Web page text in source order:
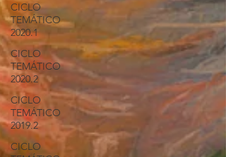
CICLO
TEMÁTICO
2020.1
CICLO
TEMÁTICO
2020.2
CICLO
TEMÁTICO
2019.2
CICLO